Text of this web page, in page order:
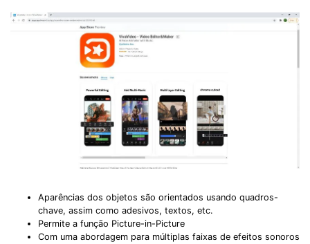
Aparências dos objetos são orientados usando quadros-
chave, assim como adesivos, textos, etc.
Permite a função Picture-in-Picture
Com uma abordagem para múltiplas faixas de efeitos sonoros